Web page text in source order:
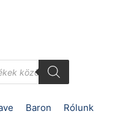
Baron
Rólunk